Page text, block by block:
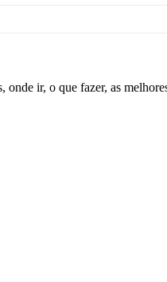
ir, o que fazer, as